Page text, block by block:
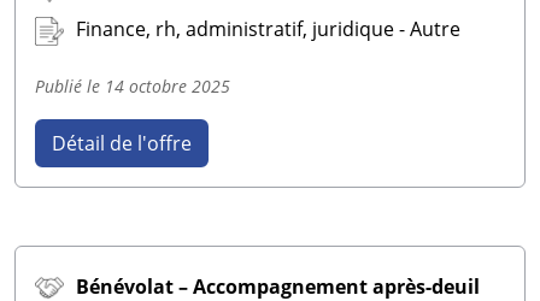
Finance, rh, administratif, juridique - Autre
Publié le 14 octobre 2025
Détail de l'offre
Bénévolat – Accompagnement après-deuil